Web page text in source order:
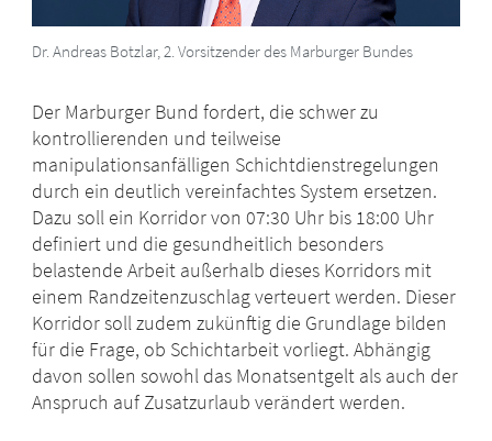
Dr. Andreas Botzlar, 2. Vorsitzender des Marburger Bundes
Der Marburger Bund fordert, die schwer zu
kontrollierenden und teilweise
manipulationsanfälligen Schichtdienstregelungen
durch ein deutlich vereinfachtes System ersetzen.
Dazu soll ein Korridor von 07:30 Uhr bis 18:00 Uhr
definiert und die gesundheitlich besonders
belastende Arbeit außerhalb dieses Korridors mit
einem Randzeitenzuschlag verteuert werden. Dieser
Korridor soll zudem zukünftig die Grundlage bilden
für die Frage, ob Schichtarbeit vorliegt. Abhängig
davon sollen sowohl das Monatsentgelt als auch der
Anspruch auf Zusatzurlaub verändert werden.